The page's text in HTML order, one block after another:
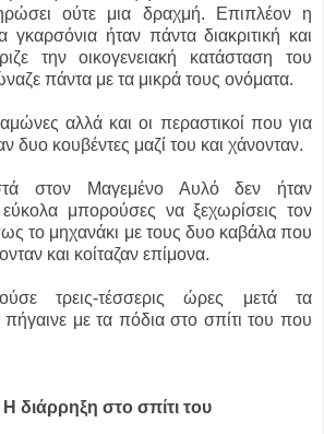
ούτε μια δραχμή. Επιπλέον η
γκαρσόνια ήταν πάντα διακριτική και
την οικογενειακή κατάσταση του
πάντα με τα μικρά τους ονόματα.
αλλά και οι περαστικοί που για
δυο κουβέντες μαζί του και χάνονταν.
στον Μαγεμένο Αυλό δεν ήταν
μπορούσες να ξεχωρίσεις τον
το μηχανάκι με τους δυο καβάλα που
και κοίταζαν επίμονα.
τρεις-τέσσερις ώρες μετά τα
πήγαινε με τα πόδια στο σπίτι του που
διάρρηξη στο σπίτι του